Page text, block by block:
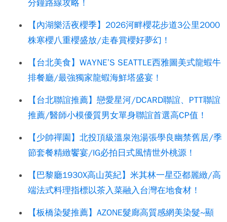
分鐘路線攻略！
【內湖樂活夜櫻季】2026河畔櫻花步道3公里2000
株寒櫻八重櫻盛放/走春賞櫻好夢幻！
【台北美食】WAYNE’S SEATTLE西雅圖美式龍蝦牛
排餐廳/最強獨家龍蝦海鮮塔盛宴！
【台北聯誼推薦】戀愛星河/DCARD聯誼、PTT聯誼
推薦/醫師小模優質男女單身聯誼首選高CP值！
【少帥禪園】北投頂級溫泉泡湯張學良幽禁舊居/季
節套餐精緻饗宴/IG必拍日式風情世外桃源！
【巴黎廳1930X高山英紀】米其林一星亞都麗緻/高
端法式料理指標以茶入菜融入台灣在地食材！
【板橋染髮推薦】AZONE髮廊高質感網美染髮~顯